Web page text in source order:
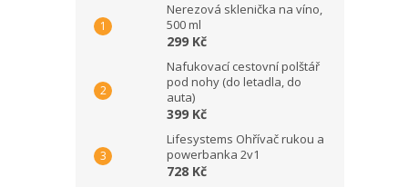
Nerezová sklenička na víno,
500 ml
299 Kč
Nafukovací cestovní polštář
pod nohy (do letadla, do
auta)
399 Kč
Lifesystems Ohřívač rukou a
powerbanka 2v1
728 Kč